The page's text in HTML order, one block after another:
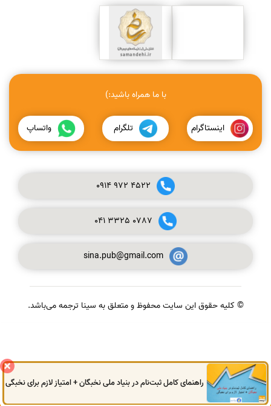
با ما همراه باشید:)
اینستاگرام تلگرام واتساپ
0914972 4522
041 3325 0787
sina.pub@gmail.com
© کلیه حقوق این سایت محفوظ و متعلق به سینا ترجمه می‌باشد.
راهنمای کامل ثبت‌نام در بنیاد ملی نخبگان + امتیاز لازم برای نخبگی
گفتگوی آنلاین